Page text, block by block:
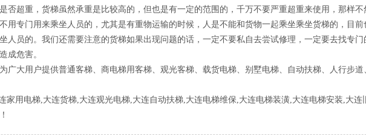
否超重，货梯虽然承重是比较高的，但也是有一定的范围的，千万不要严重超重来使用，那样
用专门用来乘坐人员的，尤其是有重物运输的时候，人是不能和货物一起乘坐乘坐货梯的，目
人员的。我们还需要注意的货梯如果出现问题的话，一定不要私自去尝试修理，一定要去找专门
成危害。
广大用户提供普通客梯、商电梯用客梯、观光客梯、载货电梯、别墅电梯、自动扶梯、人行步
家用电梯,大连货梯,大连观光电梯,大连自动扶梯,大连电梯维保,大连电梯装潢,大连电梯安装,大连